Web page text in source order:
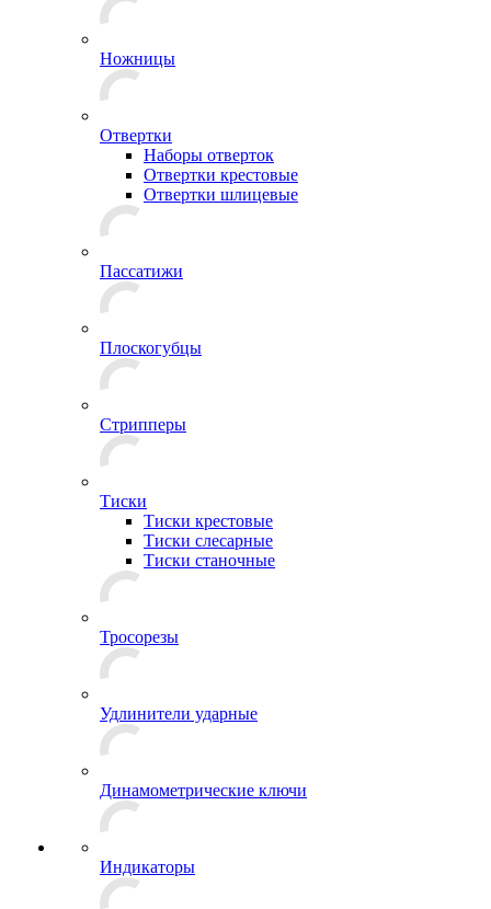
Ножницы
Отвертки
Наборы отверток
Отвертки крестовые
Отвертки шлицевые
Пассатижи
Плоскогубцы
Стрипперы
Тиски
Тиски крестовые
Тиски слесарные
Тиски станочные
Тросорезы
Удлинители ударные
Динамометрические ключи
Индикаторы